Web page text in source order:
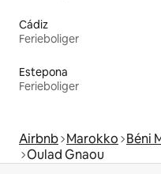
Cádiz
Ferieboliger
Estepona
Ferieboliger
Airbnb Marokko Béni
Oulad Gnaou